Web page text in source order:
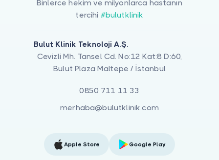
Binlerce hekim ve milyonlarca hastanın
tercihi #bulutklinik
Bulut Klinik Teknoloji A.Ş.
Cevizli Mh. Tansel Cd. No:12 Kat:8 D:60,
Bulut Plaza Maltepe / İstanbul
0850 711 11 33
merhaba@bulutklinik.com
Apple Store Google Play